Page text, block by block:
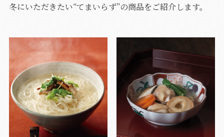
冬にいただきたい“てまいらず”の商品をご紹介します。